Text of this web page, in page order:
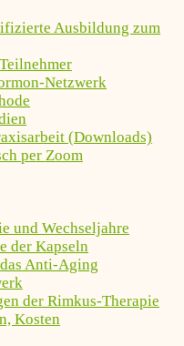
Ausbildung zum
Netzwerk
(Downloads)
per Zoom
und Wechseljahre
der Kapseln
Anti-Aging
der Rimkus-Therapie
Kosten